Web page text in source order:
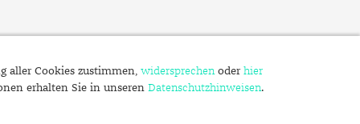
aller Cookies zustimmen, widersprechenoder hier
erhalten Sie in unseren Datenschutzhinweisen.